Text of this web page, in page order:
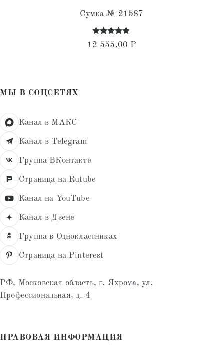
Сумка № 21587
Оценка
4.68
12 555,00 ₽
МЫ В СОЦСЕТЯХ
Канал в МАКС
Канал в Telegram
Группа ВКонтакте
Страница на Rutube
Канал на YouTube
Канал в Дзене
Группа в Одноклассниках
Страница на Pinterest
РФ, Московская область, г. Яхрома, ул.
Профессиональная, д. 4
ПРАВОВАЯ ИНФОРМАЦИЯ